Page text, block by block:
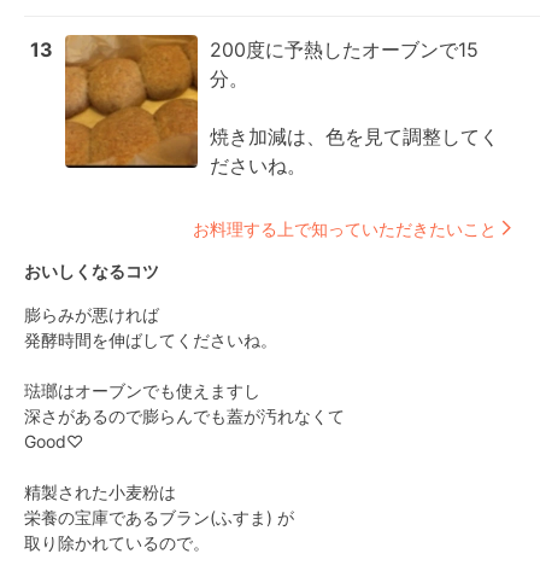
13
200度に予熱したオーブンで15
分。
焼き加減は、色を見て調整してく
ださいね。
お料理する上で知っていただきたいこと
おいしくなるコツ
膨らみが悪ければ
発酵時間を伸ばしてくださいね。
琺瑯はオーブンでも使えますし
深さがあるので膨らんでも蓋が汚れなくて
Good♡
精製された小麦粉は
栄養の宝庫であるブラン(ふすま) が
取り除かれているので。